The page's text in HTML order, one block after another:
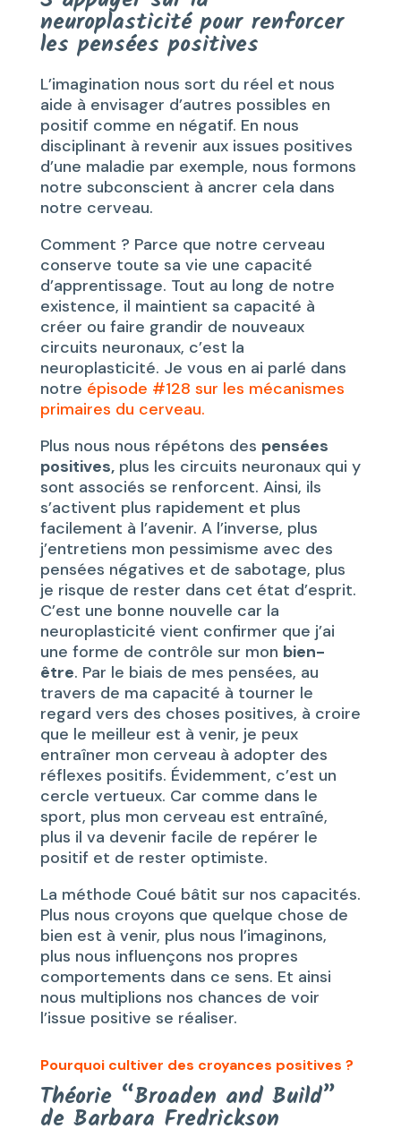
neuroplasticité pour renforcer
les pensées positives
L’imagination nous sort du réel et nous
aide à envisager d’autres possibles en
positif comme en négatif. En nous
disciplinant à revenir aux issues positives
d’une maladie par exemple, nous formons
notre subconscient à ancrer cela dans
notre cerveau.
Comment ? Parce que notre cerveau
conserve toute sa vie une capacité
d’apprentissage. Tout au long de notre
existence, il maintient sa capacité à
créer ou faire grandir de nouveaux
circuits neuronaux, c’est la
neuroplasticité. Je vous en ai parlé dans
notre épisode #128 sur les mécanismes
primaires du cerveau.
Plus nous nous répétons des pensées
positives,plus les circuits neuronaux qui y
sont associés se renforcent. Ainsi, ils
s’activent plus rapidement et plus
facilement à l’avenir. A l’inverse, plus
j’entretiens mon pessimisme avec des
pensées négatives et de sabotage, plus
je risque de rester dans cet état d’esprit.
C’est une bonne nouvelle car la
neuroplasticité vient confirmer que j’ai
une forme de contrôle sur mon bien-
être. Par le biais de mes pensées, au
travers de ma capacité à tourner le
regard vers des choses positives, à croire
que le meilleur est à venir, je peux
entraîner mon cerveau à adopter des
réflexes positifs. Évidemment, c’est un
cercle vertueux. Car comme dans le
sport, plus mon cerveau est entraîné,
plus il va devenir facile de repérer le
positif et de rester optimiste.
La méthode Coué bâtit sur nos capacités.
Plus nous croyons que quelque chose de
bien est à venir, plus nous l’imaginons,
plus nous influençons nos propres
comportements dans ce sens. Et ainsi
nous multiplions nos chances de voir
l’issue positive se réaliser.
Pourquoi cultiver des croyances positives ?
Théorie “Broaden and Build”
de Barbara Fredrickson